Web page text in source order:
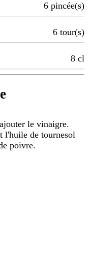
6 pincée(s)
6 tour(s)
8 cl
le vinaigre.
l'huile de tournesol
poivre.